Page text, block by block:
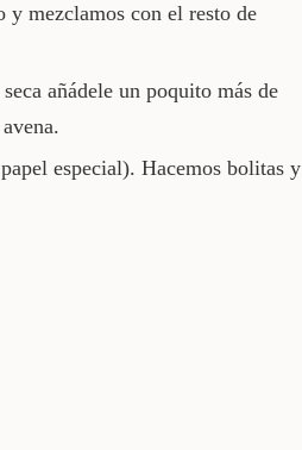
y mezclamos con el resto de
añádele un poquito más de
especial). Hacemos bolitas y